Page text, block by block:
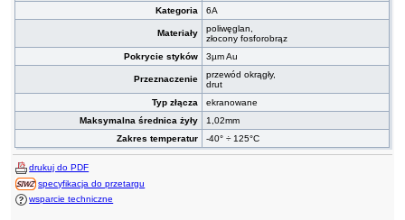
Kategoria
6A
Materiały
poliwęglan,
złocony fosforobrąz
Pokrycie styków
3µm Au
Przeznaczenie
przewód okrągły,
drut
Typ złącza
ekranowane
Maksymalna średnica żyły
1,02mm
Zakres temperatur
-40° ÷ 125°C
drukuj do PDF
specyfikacja do przetargu
wsparcie techniczne